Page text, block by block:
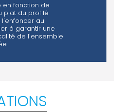
en fonction de
plat du profilé
l'enfoncer au
à garantir une
de l'ensemble